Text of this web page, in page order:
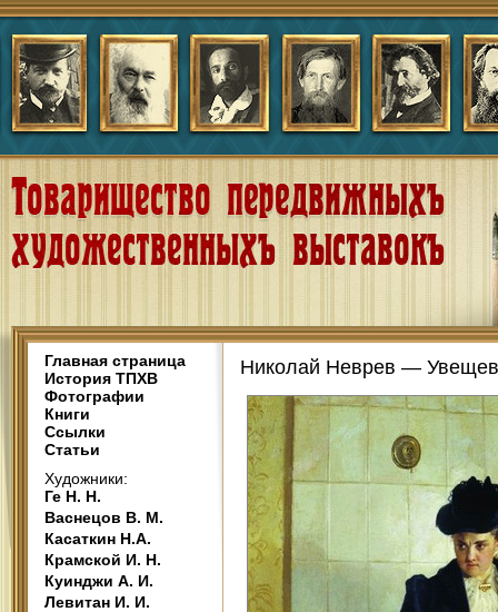
Главная страница
История ТПХВ
Фотографии
Книги
Ссылки
Статьи
Художники:
Ге Н. Н.
Васнецов В. М.
Касаткин Н.А.
Крамской И. Н.
Куинджи А. И.
Левитан И. И.
Николай Неврев —